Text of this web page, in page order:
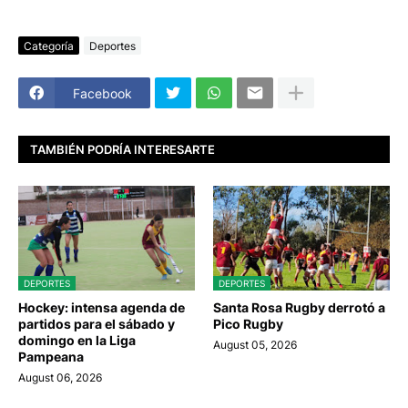
Categoría Deportes
Facebook
TAMBIÉN PODRÍA INTERESARTE
DEPORTES
Hockey: intensa agenda de
partidos para el sábado y
domingo en la Liga
Pampeana
August 06, 2026
DEPORTES
Santa Rosa Rugby derrotó a
Pico Rugby
August 05, 2026